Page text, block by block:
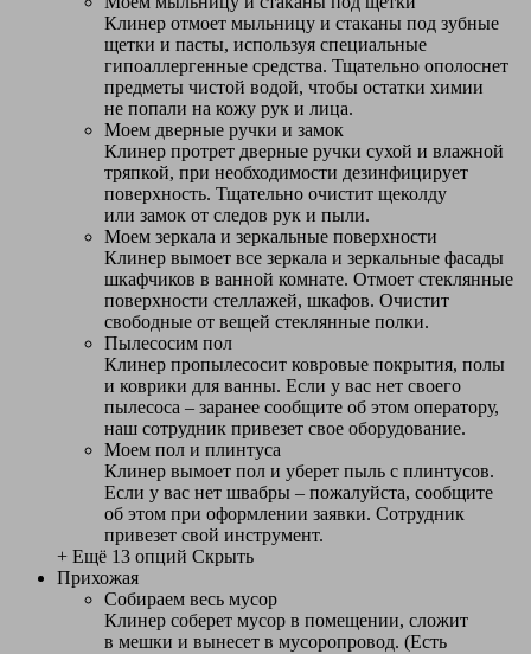
Клинер отмоет мыльницу и стаканы под зубные
щетки и пасты, используя специальные
гипоаллергенные средства. Тщательно ополоснет
предметы чистой водой, чтобы остатки химии
не попали на кожу рук и лица.
Моем дверные ручки и замок
Клинер протрет дверные ручки сухой и влажной
тряпкой, при необходимости дезинфицирует
поверхность. Тщательно очистит щеколду
или замок от следов рук и пыли.
Моем зеркала и зеркальные поверхности
Клинер вымоет все зеркала и зеркальные фасады
шкафчиков в ванной комнате. Отмоет стеклянные
поверхности стеллажей, шкафов. Очистит
свободные от вещей стеклянные полки.
Пылесосим пол
Клинер пропылесосит ковровые покрытия, полы
и коврики для ванны. Если у вас нет своего
пылесоса – заранее сообщите об этом оператору,
наш сотрудник привезет свое оборудование.
Моем пол и плинтуса
Клинер вымоет пол и уберет пыль с плинтусов.
Если у вас нет швабры – пожалуйста, сообщите
об этом при оформлении заявки. Сотрудник
привезет свой инструмент.
+ Ещё 13 опций Скрыть
Прихожая
Собираем весь мусор
Клинер соберет мусор в помещении, сложит
в мешки и вынесет в мусоропровод. (Есть